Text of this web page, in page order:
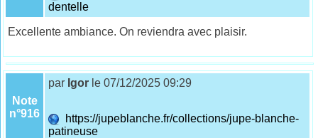
dentelle
Excellente ambiance. On reviendra avec plaisir.
Note
n°916
par Igor le 07/12/2025 09:29
https://jupeblanche.fr/collections/jupe-blanche-
patineuse